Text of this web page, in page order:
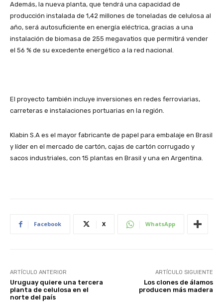
Además, la nueva planta, que tendrá una capacidad de
producción instalada de 1,42 millones de toneladas de celulosa al
año, será autosuficiente en energía eléctrica, gracias a una
instalación de biomasa de 255 megavatios que permitirá vender
el 56 % de su excedente energético a la red nacional.
El proyecto también incluye inversiones en redes ferroviarias,
carreteras e instalaciones portuarias en la región.
Klabin S.A es el mayor fabricante de papel para embalaje en Brasil
y líder en el mercado de cartón, cajas de cartón corrugado y
sacos industriales, con 15 plantas en Brasil y una en Argentina.
Facebook X WhatsApp
ARTÍCULO ANTERIOR
Uruguay quiere una tercera
planta de celulosa en el
norte del país
ARTÍCULO SIGUIENTE
Los clones de álamos
producen más madera